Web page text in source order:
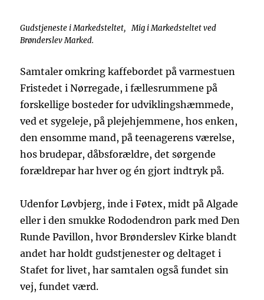
Gudstjeneste i Markedsteltet, Mig i Markedsteltet ved
Brønderslev Marked.
Samtaler omkring kaffebordet på varmestuen
Fristedet i Nørregade, i fællesrummene på
forskellige bosteder for udviklingshæmmede,
ved et sygeleje, på plejehjemmene, hos enken,
den ensomme mand, på teenagerens værelse,
hos brudepar, dåbsforældre, det sørgende
forældrepar har hver og én gjort indtryk på.
Udenfor Løvbjerg, inde i Føtex, midt på Algade
eller i den smukke Rododendron park med Den
Runde Pavillon, hvor Brønderslev Kirke blandt
andet har holdt gudstjenester og deltaget i
Stafet for livet, har samtalen også fundet sin
vej, fundet værd.